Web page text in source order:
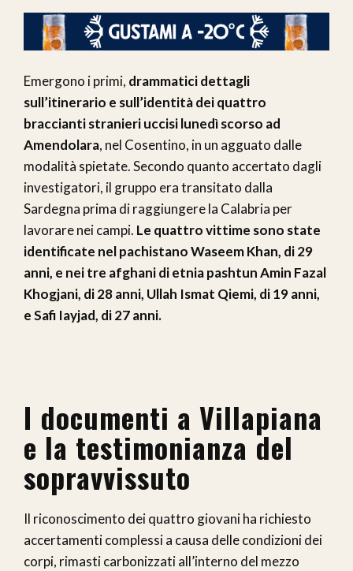
Emergono i primi, drammatici dettagli
sull’itinerario e sull’identità dei quattro
braccianti stranieri uccisi lunedì scorso ad
Amendolara, nel Cosentino, in un agguato dalle
modalità spietate. Secondo quanto accertato dagli
investigatori, il gruppo era transitato dalla
Sardegna prima di raggiungere la Calabria per
lavorare nei campi. Le quattro vittime sono state
identificate nel pachistano Waseem Khan, di 29
anni, e nei tre afghani di etnia pashtun Amin Fazal
Khogjani, di 28 anni, Ullah Ismat Qiemi, di 19 anni,
e Safi Iayjad, di 27 anni.
I documenti a Villapiana
e la testimonianza del
sopravvissuto
Il riconoscimento dei quattro giovani ha richiesto
accertamenti complessi a causa delle condizioni dei
corpi, rimasti carbonizzati all’interno del mezzo